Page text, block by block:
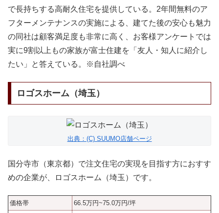
で長持ちする高耐久住宅を提供している。2年間無料のア
フターメンテナンスの実施による、建てた後の安心も魅力
の同社は顧客満足度も非常に高く、お客様アンケートでは
実に9割以上もの家族が富士住建を「友人・知人に紹介し
たい」と答えている。※自社調べ
ロゴスホーム（埼玉）
出典：(C) SUUMO店舗ページ
国分寺市（東京都）で注文住宅の実現を目指す方におすす
めの企業が、ロゴスホーム（埼玉）です。
価格帯
66.5万円~75.0万円/坪